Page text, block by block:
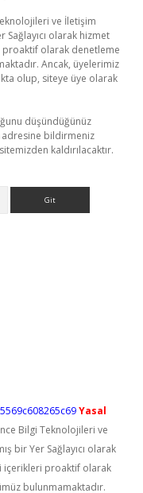
ve İletişim
Sağlayıcı olarak hizmet
olarak denetleme
Ancak, üyelerimiz
olup, siteye üye olarak
düşündüğünüz
adresine bildirmeniz
kaldırılacaktır.
Yasal
Bilgi Teknolojileri ve
bir Yer Sağlayıcı olarak
içerikleri proaktif olarak
bulunmamaktadır.